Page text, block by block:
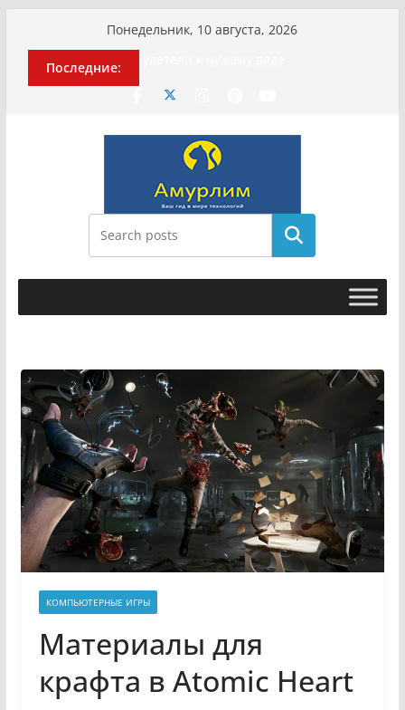
содержимому
Понедельник, 10 августа, 2026
Последние:
Эхо турецкой трагедии: почему
Гусейна Гасанова заочно
приговорили к четырём годам
Илью Ремесло задержали по делу о
фейках о российской армии
Новые криминальные хроники
связали Диану Шурыгину и Настю
Холод
Поиск
КОМПЬЮТЕРНЫЕ ИГРЫ
Материалы для
крафта в Atomic Heart